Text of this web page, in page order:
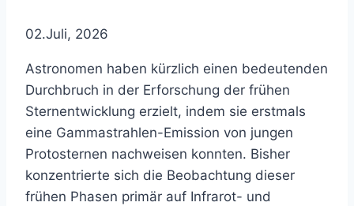
02.Juli, 2026
Astronomen haben kürzlich einen bedeutenden
Durchbruch in der Erforschung der frühen
Sternentwicklung erzielt, indem sie erstmals
eine Gammastrahlen-Emission von jungen
Protosternen nachweisen konnten. Bisher
konzentrierte sich die Beobachtung dieser
frühen Phasen primär auf Infrarot- und